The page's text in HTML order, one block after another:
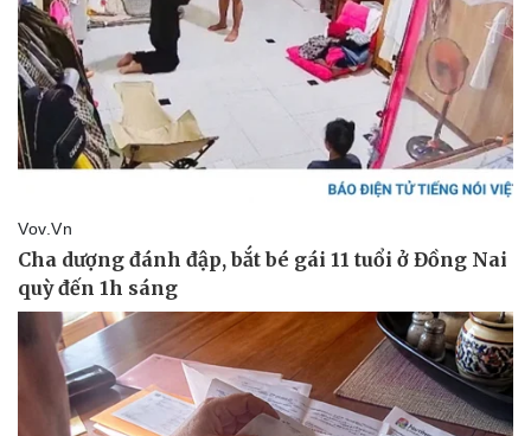
Pháp luật
Vụ án
Tin nóng
Tư vấn luật
Quân sự - Quốc phòng
Vũ khí
Phân tích